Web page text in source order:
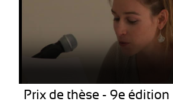
Prix de thèse - 9e édition